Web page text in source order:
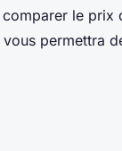
le prix
permettra